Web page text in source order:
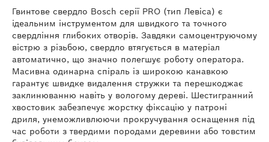
Гвинтове свердло Bosch серії PRO (тип Левіса) є
ідеальним інструментом для швидкого та точного
свердління глибоких отворів. Завдяки самоцентруючому
вістрю з різьбою, свердло втягується в матеріал
автоматично, що значно полегшує роботу оператора.
Масивна одинарна спіраль із широкою канавкою
гарантує швидке видалення стружки та перешкоджає
заклинюванню навіть у вологому дереві. Шестигранний
хвостовик забезпечує жорстку фіксацію у патроні
дриля, унеможливлюючи прокручування оснащення під
час роботи з твердими породами деревини або товстим